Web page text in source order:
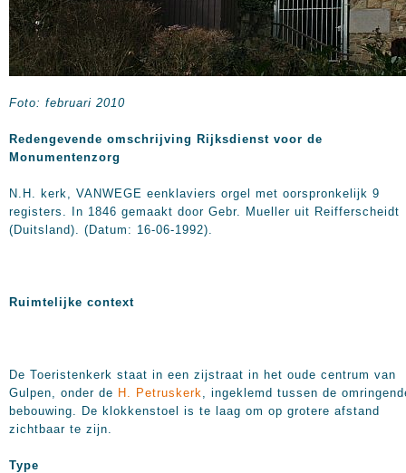
Foto: februari 2010
Redengevende omschrijving Rijksdienst voor de
Monumentenzorg
N.H. kerk, VANWEGE eenklaviers orgel met oorspronkelijk 9
registers. In 1846 gemaakt door Gebr. Mueller uit Reifferscheidt
(Duitsland). (Datum: 16-06-1992).
Ruimtelijke context
De Toeristenkerk staat in een zijstraat in het oude centrum van
Gulpen, onder de H. Petruskerk, ingeklemd tussen de
bebouwing. De klokkenstoel is te laag om op grotere afstand
zichtbaar te zijn.
Type